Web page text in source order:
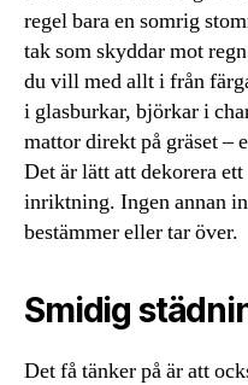
regel bara en somrig
tak som skyddar mot
du vill med allt i från
i glasburkar, björkar i
mattor direkt på gräset –
Det är lätt att dekorera
inriktning. Ingen annan
bestämmer eller tar över.
Smidig
Det få tänker på är att